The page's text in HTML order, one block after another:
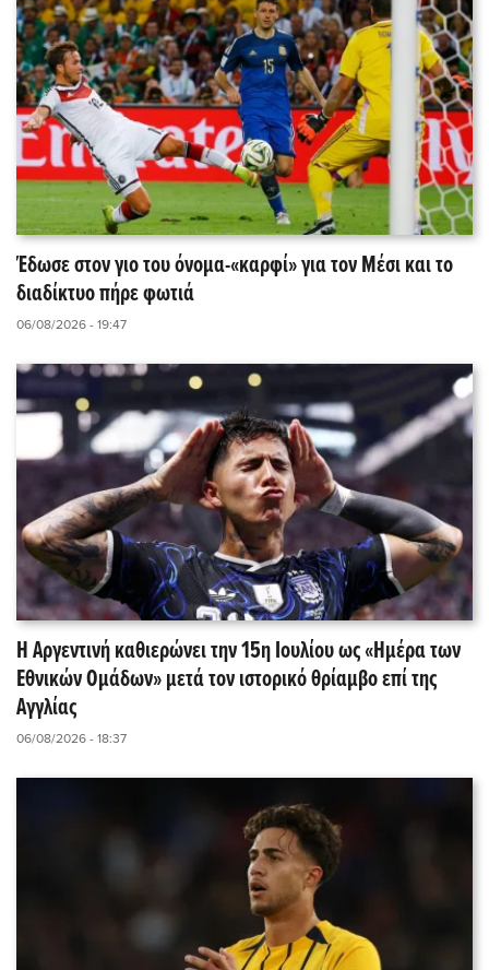
Έδωσε στον γιο του όνομα-«καρφί» για τον Μέσι και το
διαδίκτυο πήρε φωτιά
06/08/2026 - 19:47
Η Αργεντινή καθιερώνει την 15η Ιουλίου ως «Ημέρα των
Εθνικών Ομάδων» μετά τον ιστορικό θρίαμβο επί της
Αγγλίας
06/08/2026 - 18:37